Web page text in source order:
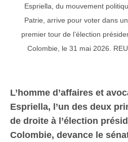
Espriella, du mouvement
Patrie, arrive pour voter dans
premier tour de l’élection
Colombie, le 31 mai 2026.
L’homme d’affaires et
Espriella, l’un des deux
de droite à l’élection
Colombie, devance le